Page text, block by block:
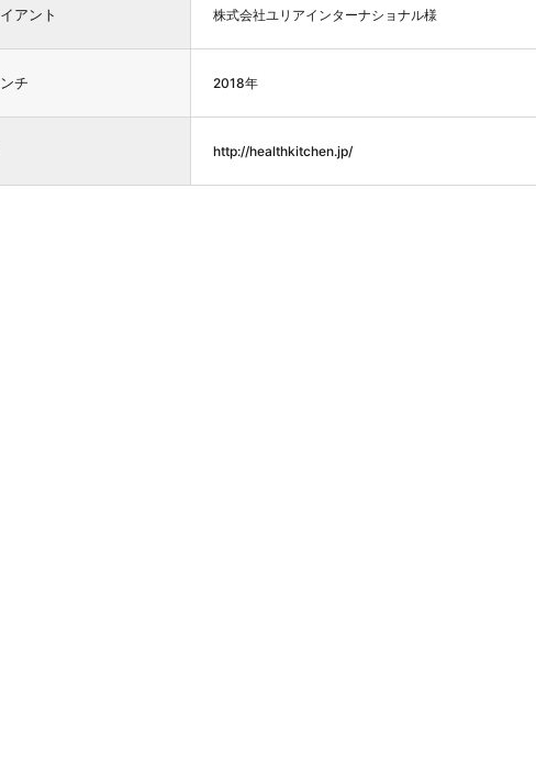
アント 株式会社ユリアインターナショナル様
チ 2018年
http://healthkitchen.jp/